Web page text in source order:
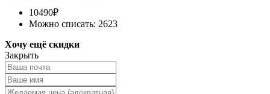
10490₽
Можно списать: 2623
Хочу ещё скидки
Закрыть